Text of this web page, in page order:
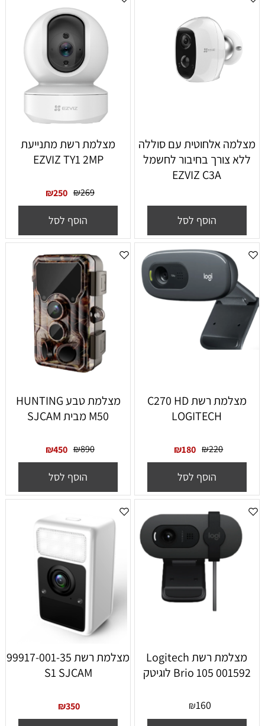
מצלמה אלחוטית עם סוללה
ללא צורך בחיבור לחשמל
EZVIZ C3A
הוסף לסל
מצלמת רשת מתנייעת
EZVIZ TY1 2MP
₪269
₪250
הוסף לסל
מצלמת רשת C270 HD
LOGITECH
₪220
₪180
הוסף לסל
מצלמת טבע HUNTING
M50 מבית SJCAM
₪890
₪450
הוסף לסל
מצלמת רשת Logitech
Brio 105 001592 לוגיטק
₪160
מצלמת רשת 99917-001-35
S1 SJCAM
₪350